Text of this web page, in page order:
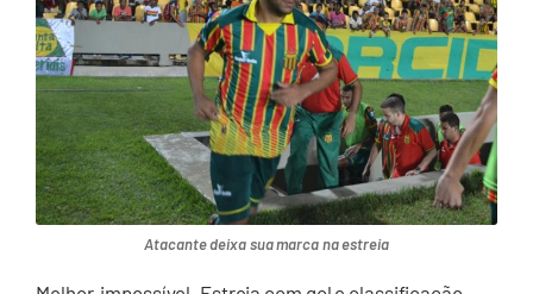
Atacante deixa sua marca na estreia